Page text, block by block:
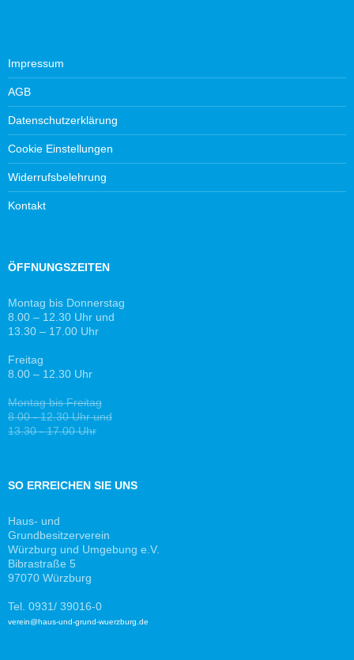
Impressum
AGB
Datenschutzerklärung
Cookie Einstellungen
Widerrufsbelehrung
Kontakt
ÖFFNUNGSZEITEN
Montag bis Donnerstag
8.00 – 12.30 Uhr und
13.30 – 17.00 Uhr
Freitag
8.00 – 12.30 Uhr
Montag bis Freitag
8.00 - 12.30 Uhr und
13.30 - 17.00 Uhr
SO ERREICHEN SIE UNS
Haus- und
Grundbesitzerverein
Würzburg und Umgebung e.V.
Bibrastraße 5
97070 Würzburg
Tel. 0931/ 39016-0
verein@haus-und-grund-wuerzburg.de